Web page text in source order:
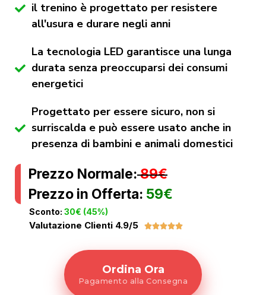
il trenino è progettato per resistere
all'usura e durare negli anni
La tecnologia LED garantisce una lunga
durata senza preoccuparsi dei consumi
energetici
Progettato per essere sicuro, non si
surriscalda e può essere usato anche in
presenza di bambini e animali domestici
Prezzo Normale:89€
Prezzo in Offerta: 59€
Sconto: 30€ (45%)
Valutazione Clienti 4.9/5 
Ordina Ora
Pagamento alla Consegna